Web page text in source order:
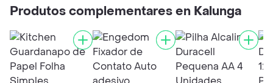
Produtos complementares en Kalunga